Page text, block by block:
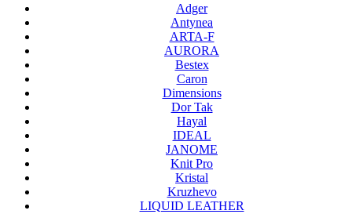
Adger
Antynea
ARTA-F
AURORA
Bestex
Caron
Dimensions
Dor Tak
Hayal
IDEAL
JANOME
Knit Pro
Kristal
Kruzhevo
LIQUID LEATHER